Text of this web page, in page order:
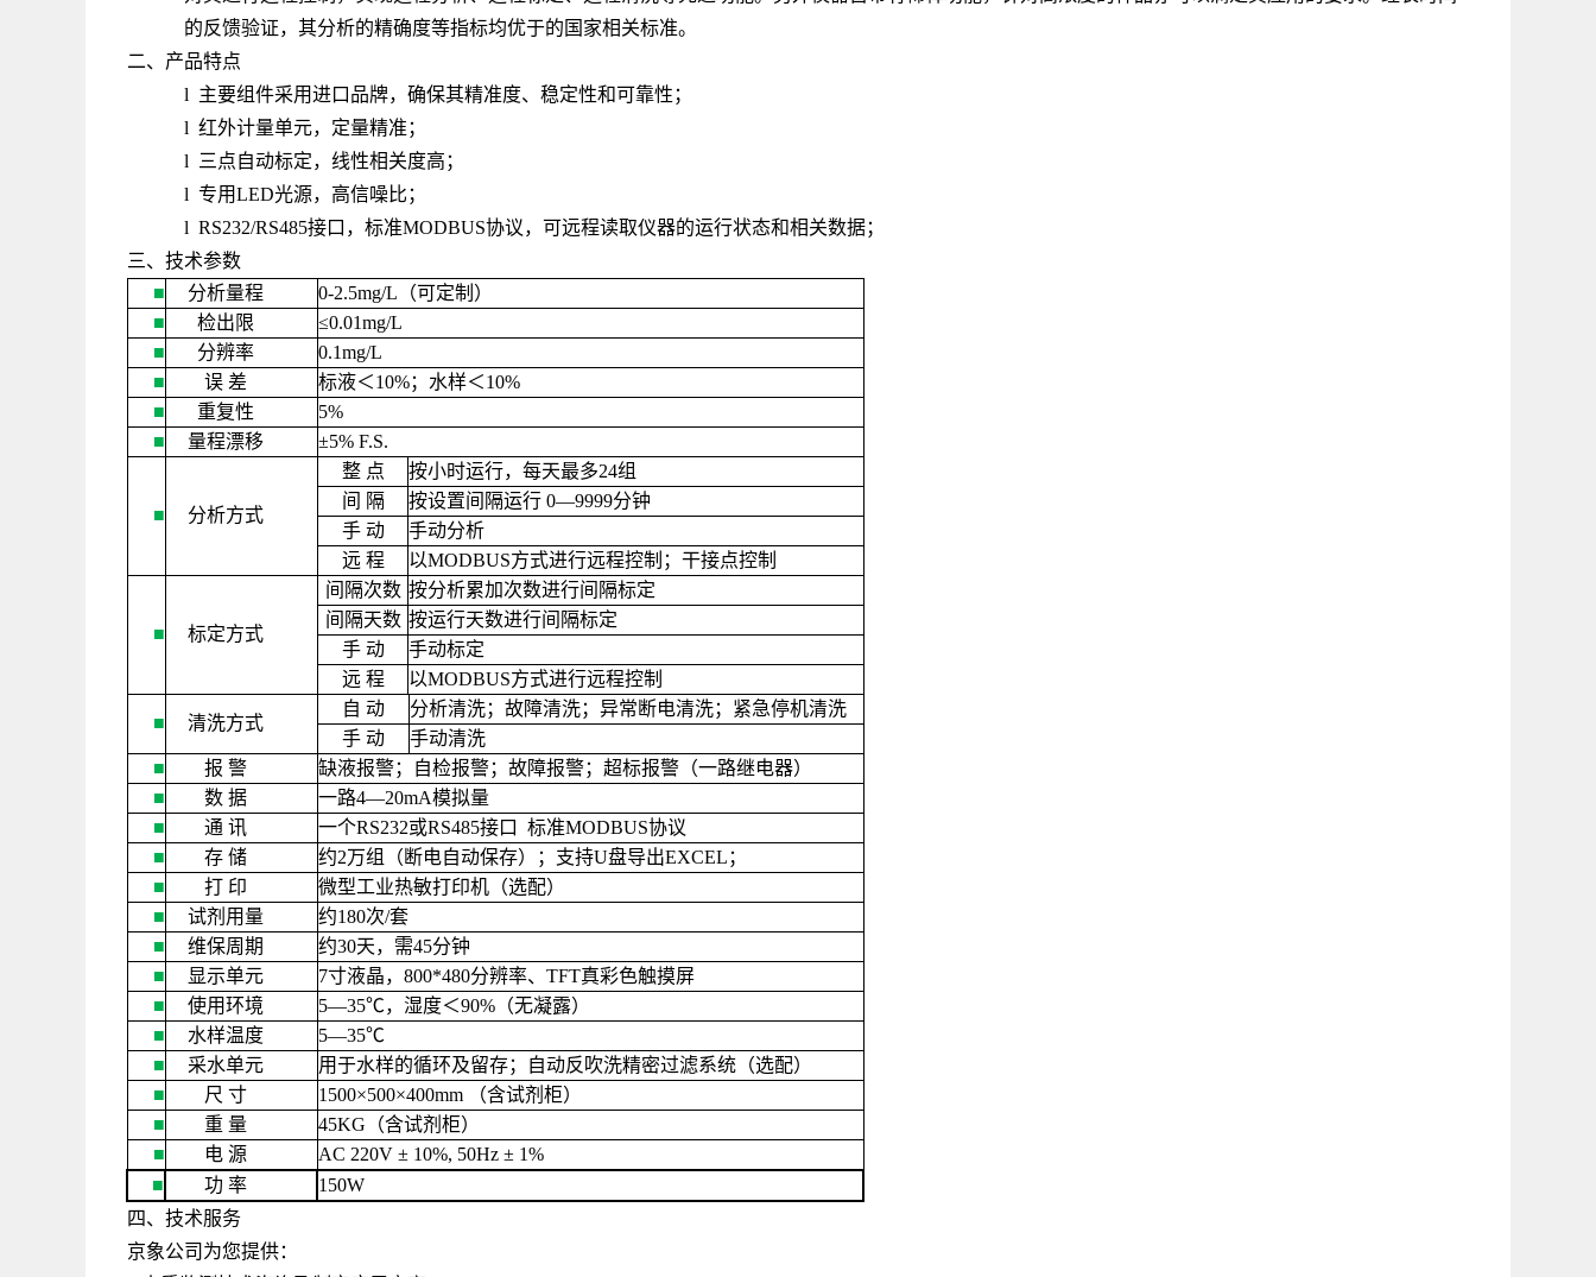
的反馈验证，其分析的精确度等指标均优于的国家相关标准。
二、产品特点
l 主要组件采用进口品牌，确保其精准度、稳定性和可靠性；
l 红外计量单元，定量精准；
l 三点自动标定，线性相关度高；
l 专用LED光源，高信噪比；
l RS232/RS485接口，标准MODBUS协议，可远程读取仪器的运行状态和相关数据；
三、技术参数
■
分析量程 0-2.5mg/L （可定制）
■
检出限 ≤0.01mg/L
■
分辨率
0.1mg/L
■
误 差 标液＜10%；水样＜10%
■
重复性
5%
■
量程漂移 ±5% F.S.
■ 分析方式
整 点 按小时运行，每天最多24组
间 隔 按设置间隔运行 0—9999分钟
手 动
手动分析
远 程 以MODBUS方式进行远程控制；干接点控制
■ 标定方式
间隔次数 按分析累加次数进行间隔标定
间隔天数 按运行天数进行间隔标定
手 动
手动标定
远 程 以MODBUS方式进行远程控制
■ 清洗方式
自 动
分析清洗；故障清洗；异常断电清洗；紧急停机清洗
手 动
手动清洗
■
报 警
缺液报警；自检报警；故障报警；超标报警（一路继电器）
■
数 据 一路4—20mA模拟量
■
通 讯 一个RS232或RS485接口 标准MODBUS协议
■
存 储 约2万组（断电自动保存）；支持U盘导出EXCEL ；
■
打 印
微型工业热敏打印机（选配）
■
试剂用量 约180次/套
■
维保周期 约30天，需45分钟
■
显示单元 7寸液晶， 800*480分辨率、 TFT真彩色触摸屏
■
使用环境 5—35℃，湿度＜90% （无凝露）
■
水样温度 5—35℃
■
采水单元
用于水样的循环及留存；自动反吹洗精密过滤系统（选配）
■
尺 寸 1500×500×400mm
（含试剂柜）
■
重 量 45KG （含试剂柜）
■
电 源
AC 220V ± 10%, 50Hz ± 1%
■
功 率
150W
四、技术服务
京象公司为您提供：